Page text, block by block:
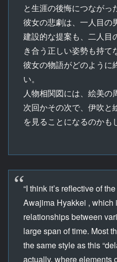
と生涯の後悔につながっ
彼女の悲劇は、一人目の
建設的な提案も、二人目
き合う正しい姿勢も持て
彼女の物語がどのように
い。
人物相関図には、絵美の
次回かその次で、伊吹と
を見ることになるのかも
“I think it’s reflective of
Awajima Hyakkei , which
relationships between
large span of time. Most
the same style as this
actually, where elements